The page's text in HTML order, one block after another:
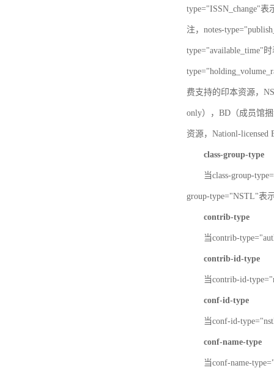
type="ISSN_change"
注，notes-
type="available_time"
费支持的印本资源，
only），BD（成员馆
资源，Nationl-licensed
class-group-type
当class-group-
group-type="NSTL"表
contrib-type
当contrib-
contrib-id-type
当contrib-id-
conf-id-type
当conf-id-
conf-name-type
当conf-name-